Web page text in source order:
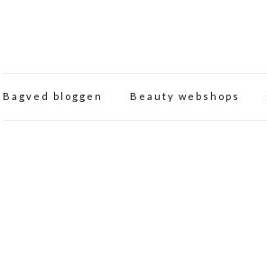
Bagved bloggen Beauty webshops